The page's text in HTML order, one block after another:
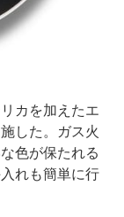
カを加えたエ
した。ガス火
色が保たれる
れも簡単に行